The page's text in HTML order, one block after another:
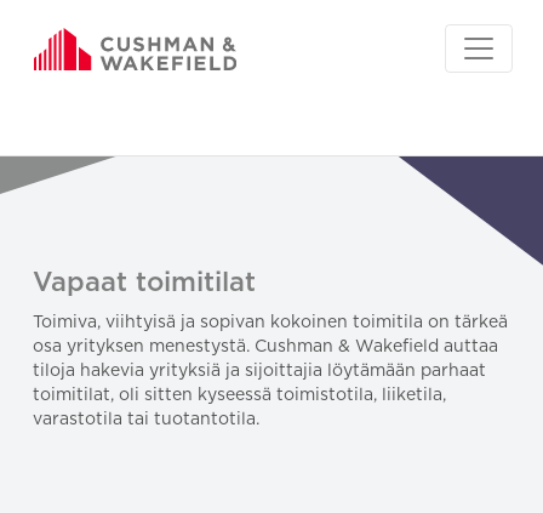
Vapaat toimitilat
Toimiva, viihtyisä ja sopivan kokoinen toimitila on tärkeä
osa yrityksen menestystä. Cushman & Wakefield auttaa
tiloja hakevia yrityksiä ja sijoittajia löytämään parhaat
toimitilat, oli sitten kyseessä toimistotila, liiketila,
varastotila tai tuotantotila.